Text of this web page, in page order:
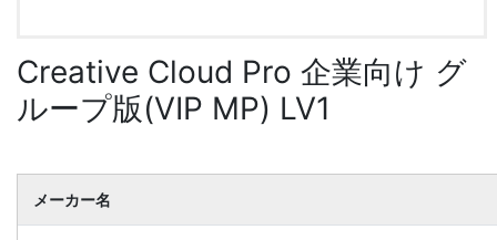
Creative Cloud Pro 企業向け グ
ループ版(VIP MP) LV1
メーカー名